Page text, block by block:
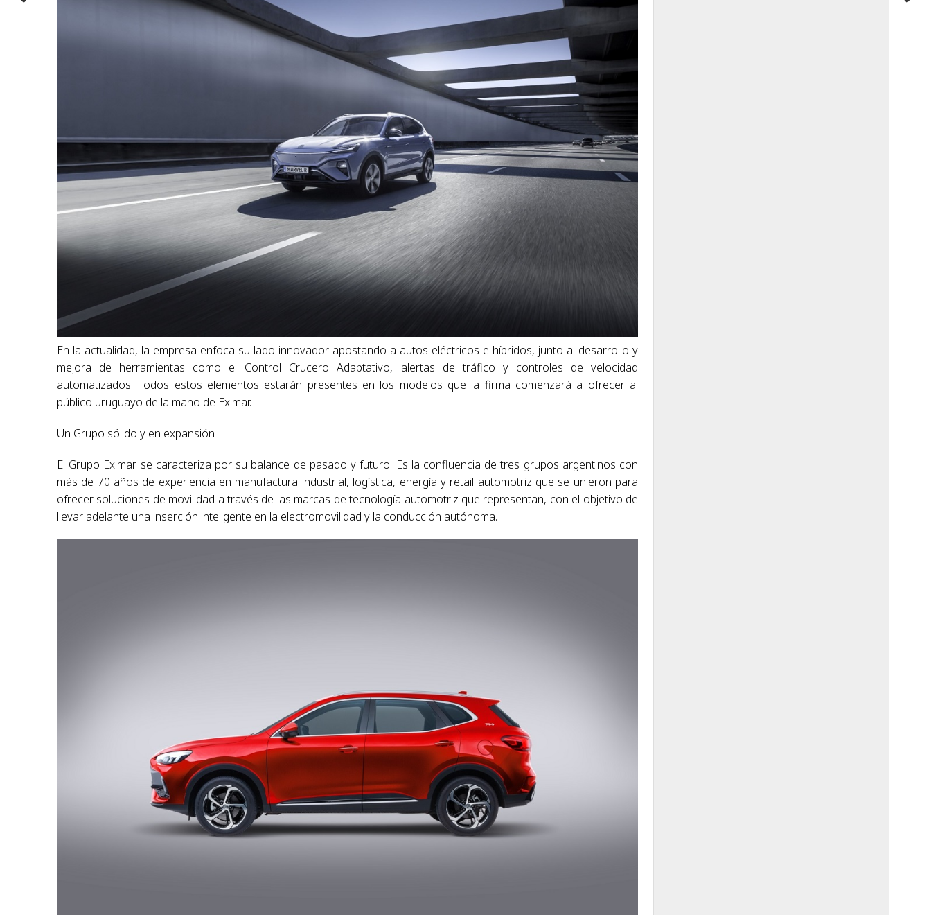
En la actualidad, la empresa enfoca su lado innovador apostando a autos eléctricos e híbridos, junto al desarrollo y
mejora de herramientas como el Control Crucero Adaptativo, alertas de tráfico y controles de velocidad
automatizados. Todos estos elementos estarán presentes en los modelos que la firma comenzará a ofrecer al
público uruguayo de la mano de Eximar.
Un Grupo sólido y en expansión
El Grupo Eximar se caracteriza por su balance de pasado y futuro. Es la confluencia de tres grupos argentinos con
más de 70 años de experiencia en manufactura industrial, logística, energía y retail automotriz que se unieron para
ofrecer soluciones de movilidad a través de las marcas de tecnología automotriz que representan, con el objetivo de
llevar adelante una inserción inteligente en la electromovilidad y la conducción autónoma.